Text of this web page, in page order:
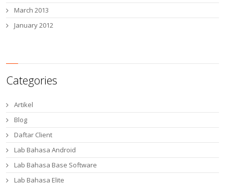
March 2013
January 2012
Categories
Artikel
Blog
Daftar Client
Lab Bahasa Android
Lab Bahasa Base Software
Lab Bahasa Elite